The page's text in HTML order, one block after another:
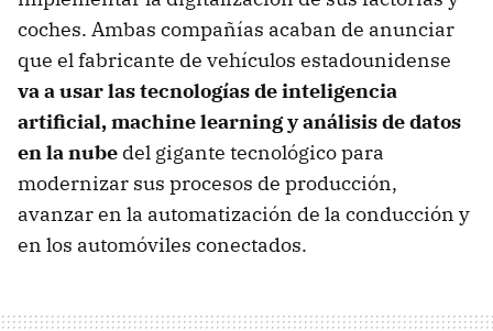
coches. Ambas compañías acaban de anunciar
que el fabricante de vehículos estadounidense
va a usar las tecnologías de inteligencia
artificial, machine learning y análisis de datos
en la nube del gigante tecnológico para
modernizar sus procesos de producción,
avanzar en la automatización de la conducción y
en los automóviles conectados.